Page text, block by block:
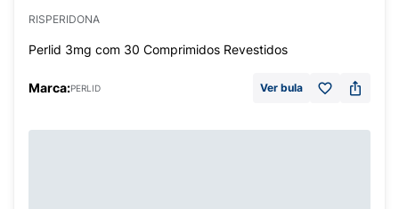
RISPERIDONA
Perlid 3mg com 30 Comprimidos Revestidos
Marca:PERLID Ver bula